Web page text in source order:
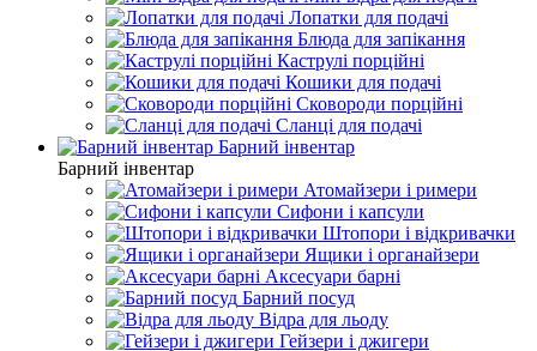
Лопатки для подачі
Блюда для запікання
Каструлі порційні
Кошики для подачі
Сковороди порційні
Сланці для подачі
Барний інвентар
Барний інвентар
Атомайзери і римери
Сифони і капсули
Штопори і відкривачки
Ящики і органайзери
Аксесуари барні
Барний посуд
Відра для льоду
Гейзери і джигери